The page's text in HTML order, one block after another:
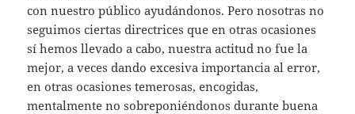
con nuestro público ayudándonos. Pero nosotras no
seguimos ciertas directrices que en otras ocasiones
sí hemos llevado a cabo, nuestra actitud no fue la
mejor, a veces dando excesiva importancia al error,
en otras ocasiones temerosas, encogidas,
mentalmente no sobreponiéndonos durante buena